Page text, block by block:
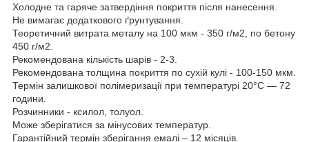
Холодне та гаряче затвердіння покриття після нанесення.
Не вимагає додаткового ґрунтування.
Теоретичний витрата металу на 100 мкм - 350 г/м2, по бетону
450 г/м2.
Рекомендована кількість шарів - 2-3.
Рекомендована толщина покриття по сухій кулі - 100-150 мкм.
Термін залишкової полімеризації при температурі 20°С — 72
години.
Розчинники - ксилол, толуол.
Може зберігатися за мінусових температур.
Гарантійний термін зберігання емалі – 12 місяців.